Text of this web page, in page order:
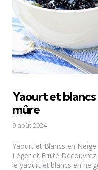
Yaourt et
mûre
9 août 2024
Yaourt et Blancs en
Léger et Fruité
le yaourt et blancs en